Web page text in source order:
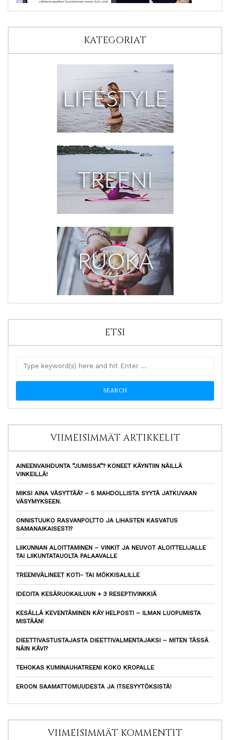
KATEGORIAT
ETSI
VIIMEISIMMÄT ARTIKKELIT
AINEENVAIHDUNTA ”JUMISSA”? KONEET KÄYNTIIN NÄILLÄ
VINKEILLÄ!
MIKSI AINA VÄSYTTÄÄ? – 5 MAHDOLLISTA SYYTÄ JATKUVAAN
VÄSYMYKSEEN.
ONNISTUUKO RASVANPOLTTO JA LIHASTEN KASVATUS
SAMANAIKAISESTI?
LIIKUNNAN ALOITTAMINEN – VINKIT JA NEUVOT ALOITTELIJALLE
TAI LIIKUNTATAUOLTA PALAAVALLE
TREENIVÄLINEET KOTI- TAI MÖKKISALILLE
IDEOITA KESÄRUOKAILUUN + 3 RESEPTIVINKKIÄ
KESÄLLÄ KEVENTÄMINEN KÄY HELPOSTI – ILMAN LUOPUMISTA
MISTÄÄN!
DIEETTIVASTUSTAJASTA DIEETTIVALMENTAJAKSI – MITEN TÄSSÄ
NÄIN KÄVI?
TEHOKAS KUMINAUHATREENI KOKO KROPALLE
EROON SAAMATTOMUUDESTA JA ITSESYYTÖKSISTÄ!
VIIMEISIMMÄT KOMMENTIT